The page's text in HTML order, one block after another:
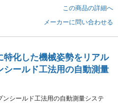
この商品の詳細へ
メーカーに問い合わせる
特化した機械姿勢をリアル
シールド工法用の自動測量
ンシールド工法用の自動測量システ